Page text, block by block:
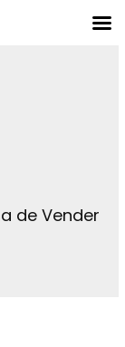
de Vender